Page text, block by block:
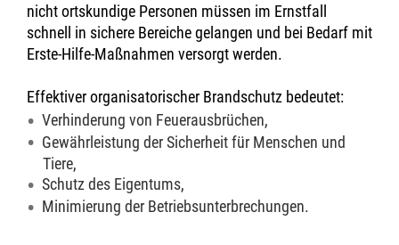
nicht ortskundige Personen müssen im Ernstfall
schnell in sichere Bereiche gelangen und bei Bedarf mit
Erste-Hilfe-Maßnahmen versorgt werden.
Effektiver organisatorischer Brandschutz bedeutet:
Verhinderung von Feuerausbrüchen,
Gewährleistung der Sicherheit für Menschen und
Tiere,
Schutz des Eigentums,
Minimierung der Betriebsunterbrechungen.